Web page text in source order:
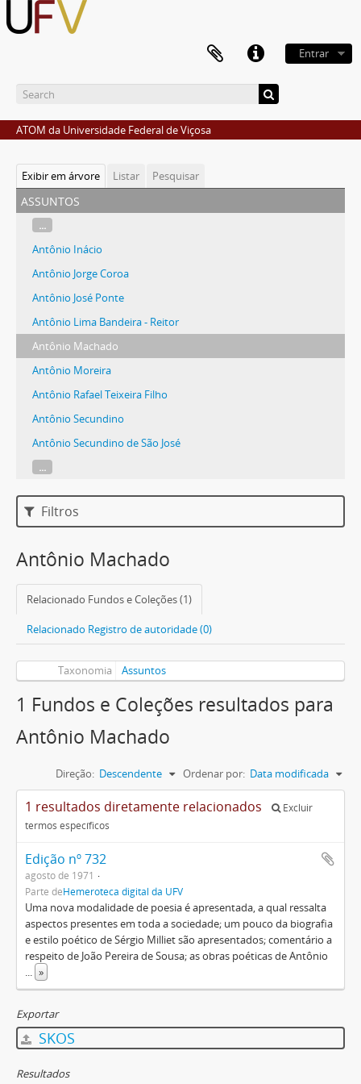
Entrar
ATOM da Universidade Federal de Viçosa
Exibir em árvore Listar Pesquisar
assuntos
...
Antônio Inácio
Antônio Jorge Coroa
Antônio José Ponte
Antônio Lima Bandeira - Reitor
Antônio Machado
Antônio Moreira
Antônio Rafael Teixeira Filho
Antônio Secundino
Antônio Secundino de São José
...
Filtros
Antônio Machado
Relacionado Fundos e Coleções (1)
Relacionado Registro de autoridade (0)
Taxonomia Assuntos
1 Fundos e Coleções resultados para
Antônio Machado
Ordenar por: Data modificada
Direção: Descendente
1 resultados diretamente relacionados
Excluir
termos específicos
Edição nº 732
agosto de 1971
Parte deHemeroteca digital da UFV
Uma nova modalidade de poesia é apresentada, a qual ressalta
aspectos presentes em toda a sociedade; um pouco da biografia
e estilo poético de Sérgio Milliet são apresentados; comentário a
respeito de João Pereira de Sousa; as obras poéticas de Antônio
... »
Exportar
SKOS
Resultados